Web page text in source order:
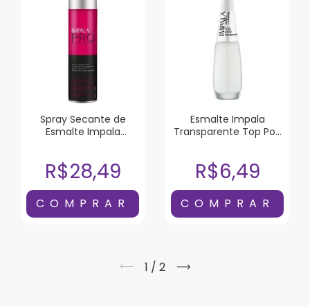
Spray Secante de
Esmalte Impala
R$28,49
Esmalte Impala
Transparente Top Pop
R$6,49
1 / 2